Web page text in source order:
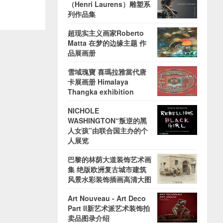
（Henri Laurens）雕塑系
列作品集
超现实主义画家Roberto
Matta 在梦的边缘主题 作
品展画册
雪域瑰寶 喜瑪拉雅當代唐
卡展画册 Himalaya
Thangka exhibition
NICHOLE
WASHINGTON“叛逆的黑
人女孩”由联合国主办的个
人展览
巴黎的林荫大道装饰艺术画
集 绝版欧洲复古城市建筑
风景水彩装饰插画高清大图
Art Nouveau - Art Deco
Part II新艺术派艺术装饰拍
卖品图录介绍